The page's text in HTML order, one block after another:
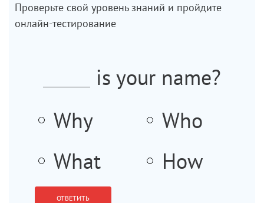
Проверьте свой уровень знаний и пройдите
онлайн-тестирование
подобрать наиболее эффективный и подходящий
курс именно для Вас.is your name?
Why
Who
What
How
ОТВЕТИТЬ